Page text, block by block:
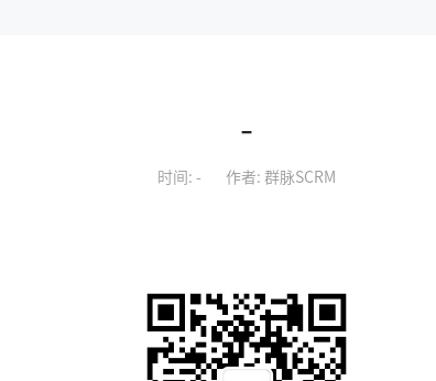
-
时间: - 作者: 群脉SCRM